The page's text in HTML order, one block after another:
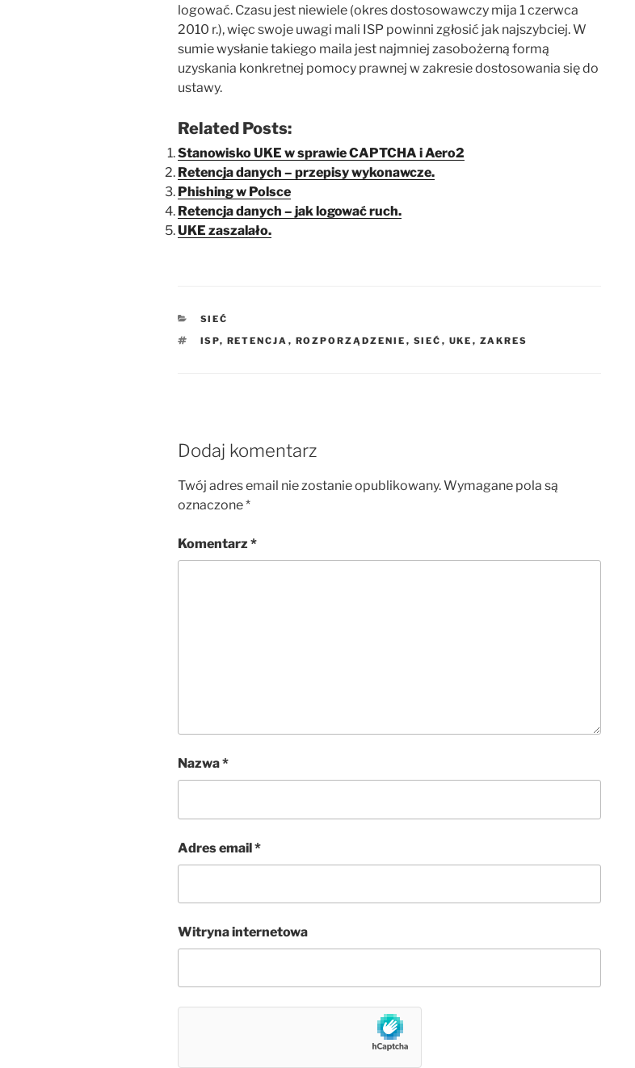
logować. Czasu jest niewiele (okres dostosowawczy mija 1 czerwca
2010 r.), więc swoje uwagi mali ISP powinni zgłosić jak najszybciej. W
sumie wysłanie takiego maila jest najmniej zasobożerną formą
uzyskania konkretnej pomocy prawnej w zakresie dostosowania się do
ustawy.
Related Posts:
Stanowisko UKE w sprawie CAPTCHA i Aero2
Retencja danych – przepisy wykonawcze.
Phishing w Polsce
Retencja danych – jak logować ruch.
UKE zaszalało.
KATEGORIE
SIEĆ
TAGI
ISP, RETENCJA , ROZPORZĄDZENIE , SIEĆ , UKE , ZAKRES
Dodaj komentarz
Twój adres email nie zostanie opublikowany.Wymagane pola są
oznaczone*
Komentarz *
Nazwa*
Adres email*
Witryna internetowa